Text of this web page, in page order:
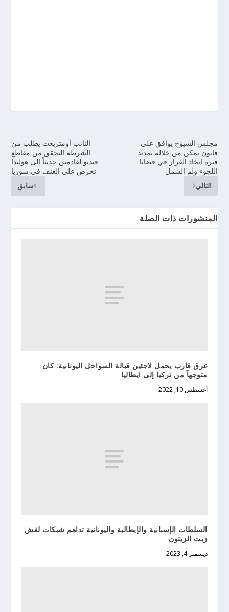
النائب أومتزيغت يطلب من
الشرطة التحقق من مقاطع
فيديو لقادمين حديثاً إلى هولندا
تحرض على العنف في سوريا
سابق
مجلس الشيوخ يوافق على
قانون يمكن من خلاله تمديد
فترة اتخاذ القرار في قضايا
اللجوء ولم الشمل
التالي
المنشورات ذات الصلة
غرق قارب يحمل لاجئين قبالة السواحل اليونانية: كان
متوجهاً من تركيا إلى ايطاليا
أغسطس 10, 2022
السلطات الإسبانية والإيطالية واليونانية تداهم شبكات لغش
زيت الزيتون
ديسمبر 4, 2023